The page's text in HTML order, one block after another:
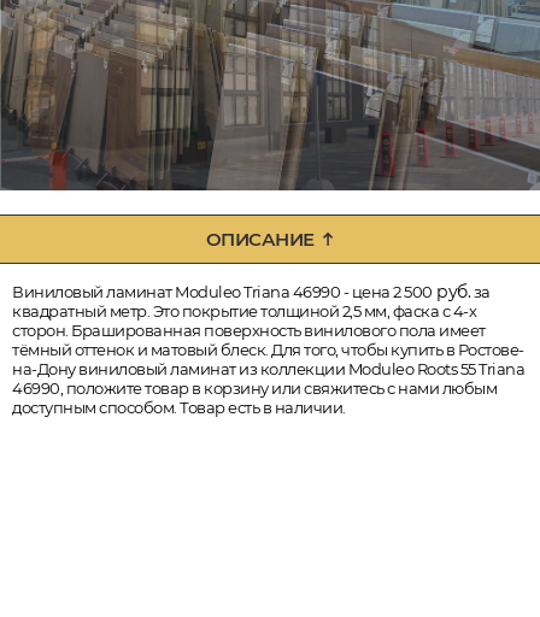
ОПИСАНИЕ
Виниловый ламинат Moduleo Triana 46990 - цена 2 500 руб.за
квадратный метр. Это покрытие толщиной 2,5 мм, фаска с 4-х
сторон. Брашированная поверхность винилового пола имеет
тёмный оттенок и матовый блеск. Для того, чтобы купить в Ростове-
на-Дону виниловый ламинат из коллекции Moduleo Roots 55 Triana
46990, положите товар в корзину или свяжитесь с нами любым
доступным способом. Товар есть в наличии.